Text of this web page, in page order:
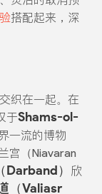
搭配起来，深
织在一起。在
于Shams-ol-
一流的博物
宫（Niavaran
）
欣
（Valiasr